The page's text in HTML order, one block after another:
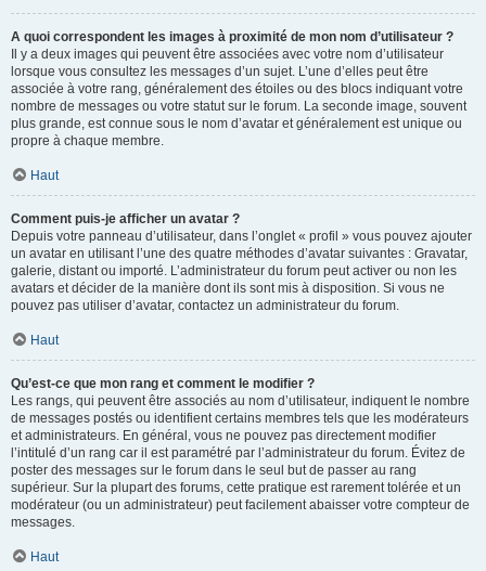
A quoi correspondent les images à proximité de mon nom d’utilisateur ?
Il y a deux images qui peuvent être associées avec votre nom d’utilisateur
lorsque vous consultez les messages d’un sujet. L’une d’elles peut être
associée à votre rang, généralement des étoiles ou des blocs indiquant votre
nombre de messages ou votre statut sur le forum. La seconde image, souvent
plus grande, est connue sous le nom d’avatar et généralement est unique ou
propre à chaque membre.
Haut
Comment puis-je afficher un avatar ?
Depuis votre panneau d’utilisateur, dans l’onglet « profil » vous pouvez ajouter
un avatar en utilisant l’une des quatre méthodes d’avatar suivantes : Gravatar,
galerie, distant ou importé. L’administrateur du forum peut activer ou non les
avatars et décider de la manière dont ils sont mis à disposition. Si vous ne
pouvez pas utiliser d’avatar, contactez un administrateur du forum.
Haut
Qu’est-ce que mon rang et comment le modifier ?
Les rangs, qui peuvent être associés au nom d’utilisateur, indiquent le nombre
de messages postés ou identifient certains membres tels que les modérateurs
et administrateurs. En général, vous ne pouvez pas directement modifier
l’intitulé d’un rang car il est paramétré par l’administrateur du forum. Évitez de
poster des messages sur le forum dans le seul but de passer au rang
supérieur. Sur la plupart des forums, cette pratique est rarement tolérée et un
modérateur (ou un administrateur) peut facilement abaisser votre compteur de
messages.
Haut